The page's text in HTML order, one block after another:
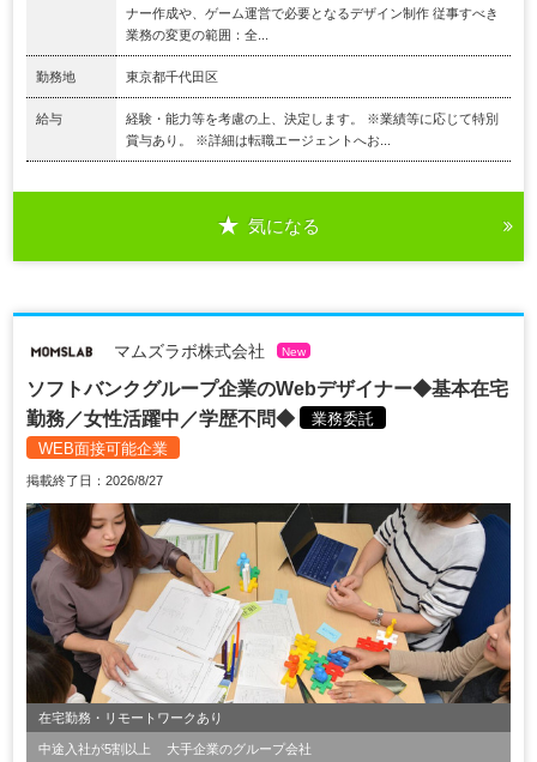
ナー作成や、ゲーム運営で必要となるデザイン制作 従事すべき
業務の変更の範囲：全...
勤務地 東京都千代田区
給与
経験・能力等を考慮の上、決定します。 ※業績等に応じて特別
賞与あり。 ※詳細は転職エージェントへお...
気になる
マムズラボ株式会社 New
ソフトバンクグループ企業のWebデザイナー◆基本在宅
勤務／女性活躍中／学歴不問◆
業務委託
WEB面接可能企業
掲載終了日：2026/8/27
在宅勤務・リモートワークあり
中途入社が5割以上 大手企業のグループ会社